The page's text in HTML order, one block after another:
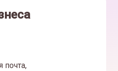
почта,